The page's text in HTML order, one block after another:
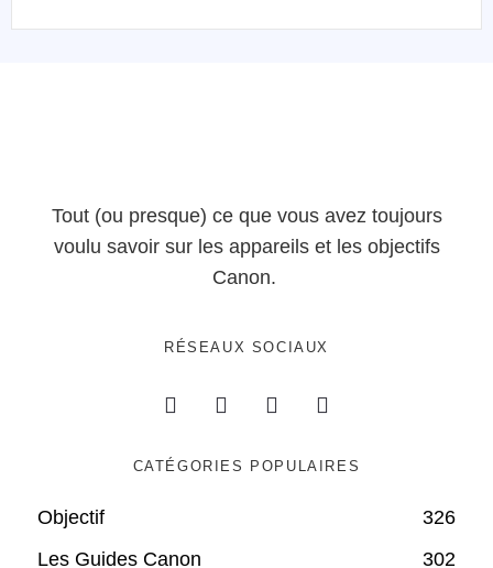
Tout (ou presque) ce que vous avez toujours
voulu savoir sur les appareils et les objectifs
Canon.
RÉSEAUX SOCIAUX
CATÉGORIES POPULAIRES
Objectif
326
Les Guides Canon
302